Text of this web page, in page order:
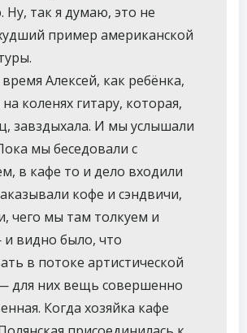
Ну, так я думаю, это не
пример американской
время Алексей, как ребёнка,
коленях гитару, которая,
завздыхала. И мы услышали
мы беседовали с
в кафе то и дело входили
кофе и сэндвичи,
чего мы там толкуем и
видно было, что
в потоке артистической
для них вещь совершенно
Когда хозяйка кафе